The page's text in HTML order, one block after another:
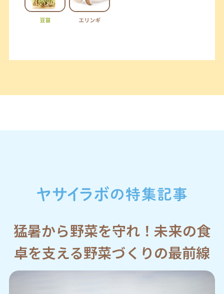
猛暑から野菜を守れ！未来の食
卓を支える野菜づくりの最前線